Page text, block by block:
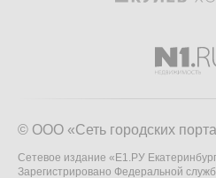
© ООО «Сеть городских
Сетевое издание «Е1.РУ
Зарегистрировано Федеральной